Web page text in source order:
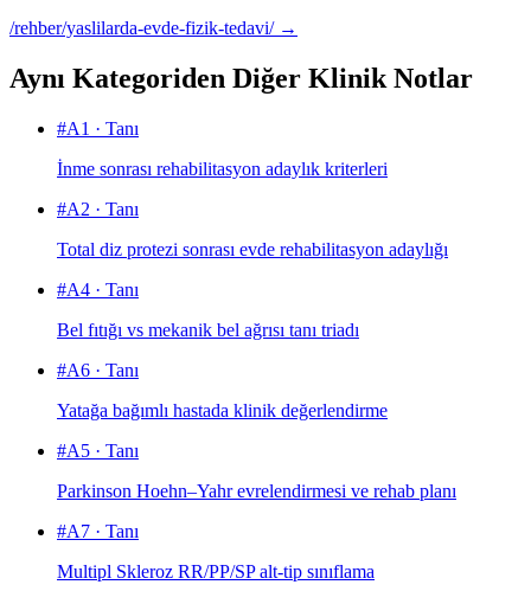
/rehber/yaslilarda-evde-fizik-tedavi/→
Aynı Kategoriden Diğer Klinik Notlar
#A1 · Tanı
İnme sonrası rehabilitasyon adaylık kriterleri
#A2 · Tanı
Total diz protezi sonrası evde rehabilitasyon adaylığı
#A4 · Tanı
Bel fıtığı vs mekanik bel ağrısı tanı triadı
#A6 · Tanı
Yatağa bağımlı hastada klinik değerlendirme
#A5 · Tanı
Parkinson Hoehn–Yahr evrelendirmesi ve rehab planı
#A7 · Tanı
Multipl Skleroz RR/PP/SP alt-tip sınıflama